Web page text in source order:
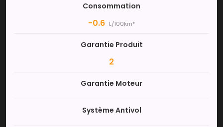
Consommation
-0.6 L/100km*
Garantie Produit
2
Garantie Moteur
Système Antivol